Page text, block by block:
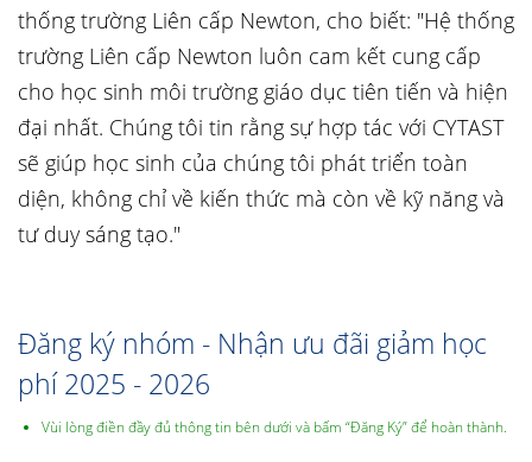
thống trường Liên cấp Newton, cho biết: "Hệ thống
trường Liên cấp Newton luôn cam kết cung cấp
cho học sinh môi trường giáo dục tiên tiến và hiện
đại nhất. Chúng tôi tin rằng sự hợp tác với CYTAST
sẽ giúp học sinh của chúng tôi phát triển toàn
diện, không chỉ về kiến thức mà còn về kỹ năng và
tư duy sáng tạo."
Đăng ký nhóm - Nhận ưu đãi giảm học
phí 2025 - 2026
Vùi lòng điền đầy đủ thông tin bên dưới và bấm “Đăng Ký” để hoàn thành.